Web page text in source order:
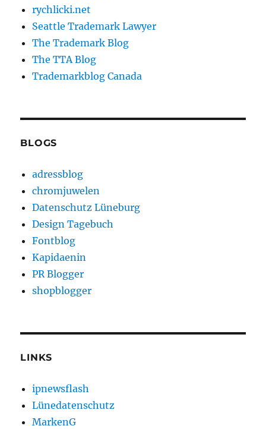
rychlicki.net
Seattle Trademark Lawyer
The Trademark Blog
The TTA Blog
Trademarkblog Canada
BLOGS
adressblog
chromjuwelen
Datenschutz Lüneburg
Design Tagebuch
Fontblog
Kapidaenin
PR Blogger
shopblogger
LINKS
ipnewsflash
Lünedatenschutz
MarkenG